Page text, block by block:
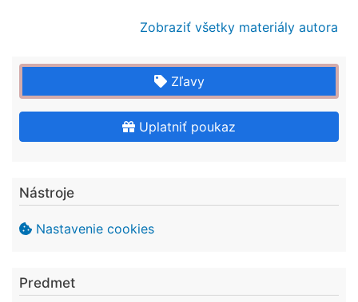
Zobraziť všetky materiály autora
Zľavy
Uplatniť poukaz
Nástroje
Nastavenie cookies
Predmet